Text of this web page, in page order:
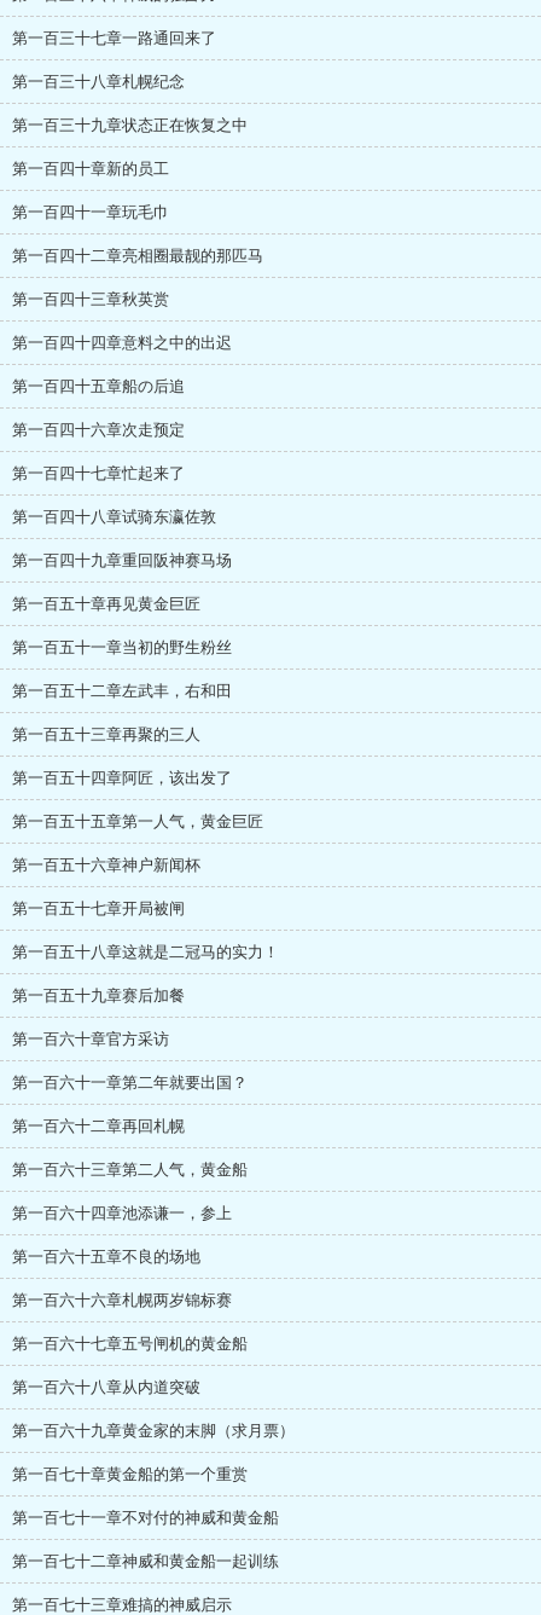
第一百三十七章一路通回来了
第一百三十八章札幌纪念
第一百三十九章状态正在恢复之中
第一百四十章新的员工
第一百四十一章玩毛巾
第一百四十二章亮相圈最靓的那匹马
第一百四十三章秋英赏
第一百四十四章意料之中的出迟
第一百四十五章船の后追
第一百四十六章次走预定
第一百四十七章忙起来了
第一百四十八章试骑东瀛佐敦
第一百四十九章重回阪神赛马场
第一百五十章再见黄金巨匠
第一百五十一章当初的野生粉丝
第一百五十二章左武丰，右和田
第一百五十三章再聚的三人
第一百五十四章阿匠，该出发了
第一百五十五章第一人气，黄金巨匠
第一百五十六章神户新闻杯
第一百五十七章开局被闸
第一百五十八章这就是二冠马的实力！
第一百五十九章赛后加餐
第一百六十章官方采访
第一百六十一章第二年就要出国？
第一百六十二章再回札幌
第一百六十三章第二人气，黄金船
第一百六十四章池添谦一，参上
第一百六十五章不良的场地
第一百六十六章札幌两岁锦标赛
第一百六十七章五号闸机的黄金船
第一百六十八章从内道突破
第一百六十九章黄金家的末脚（求月票）
第一百七十章黄金船的第一个重赏
第一百七十一章不对付的神威和黄金船
第一百七十二章神威和黄金船一起训练
第一百七十三章难搞的神威启示